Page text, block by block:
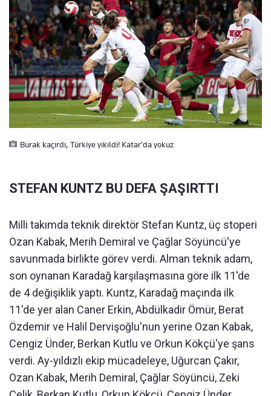
Burak kaçırdı, Türkiye yıkıldı! Katar'da yokuz
STEFAN KUNTZ BU DEFA ŞAŞIRTTI
Milli takımda teknik direktör Stefan Kuntz, üç stoperi
Ozan Kabak, Merih Demiral ve Çağlar Söyüncü'ye
savunmada birlikte görev verdi. Alman teknik adam,
son oynanan Karadağ karşılaşmasına göre ilk 11'de
de 4 değişiklik yaptı. Kuntz, Karadağ maçında ilk
11'de yer alan Caner Erkin, Abdülkadir Ömür, Berat
Özdemir ve Halil Dervişoğlu'nun yerine Ozan Kabak,
Cengiz Ünder, Berkan Kutlu ve Orkun Kökçü'ye şans
verdi. Ay-yıldızlı ekip mücadeleye, Uğurcan Çakır,
Ozan Kabak, Merih Demiral, Çağlar Söyüncü, Zeki